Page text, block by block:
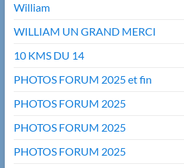
William
WILLIAM UN GRAND MERCI
10 KMS DU 14
PHOTOS FORUM 2025 et fin
PHOTOS FORUM 2025
PHOTOS FORUM 2025
PHOTOS FORUM 2025